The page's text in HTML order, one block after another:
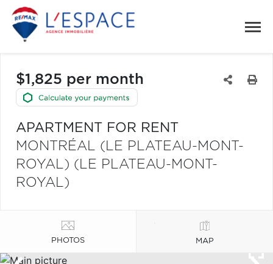
$1,825 per month
APARTMENT FOR RENT
MONTRÉAL (LE PLATEAU-MONT-
ROYAL) (LE PLATEAU-MONT-
ROYAL)
PHOTOS MAP